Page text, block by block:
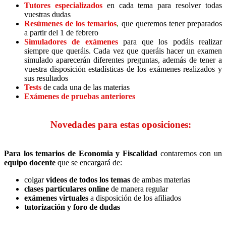
Tutores especializados en cada tema para resolver todas
vuestras dudas
Resúmenes de los temarios, que queremos tener preparados
a partir del 1 de febrero
Simuladores de exámenespara que los podáis realizar
siempre que queráis. Cada vez que queráis hacer un examen
simulado aparecerán diferentes preguntas, además de tener a
vuestra disposición estadísticas de los exámenes realizados y
sus resultados
Tests de cada una de las materias
Exámenes de pruebas anteriores
Novedades para estas oposiciones:
Para los temarios de Economia y Fiscalidad contaremos con un
equipo docente que se encargará de:
colgarvideos de todos los temas de ambas materias
clases particulares online de manera regular
exámenes virtuales a disposición de los afiliados
tutorización y foro de dudas